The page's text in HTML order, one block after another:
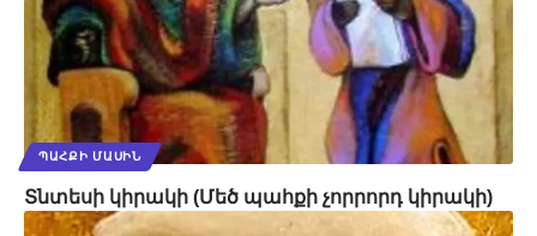
ՊԱՀՔԻ ՄԱՍԻՆ
Տնտեսի կիրակի (Մեծ պահքի չորրորդ կիրակի)